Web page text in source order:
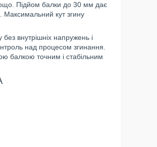
тощо. Підйом балки до 30 мм дає
Максимальний кут згину
внутрішніх напружень і
над процесом згинання.
балкою точним і стабільним